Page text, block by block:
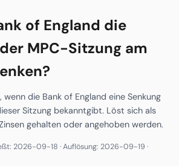
of England die
MPC-Sitzung am
die Bank of England eine Senkung
Sitzung bekanntgibt. Löst sich als
gehalten oder angehoben werden.
2026-09-18 · Auflösung: 2026-09-19 ·